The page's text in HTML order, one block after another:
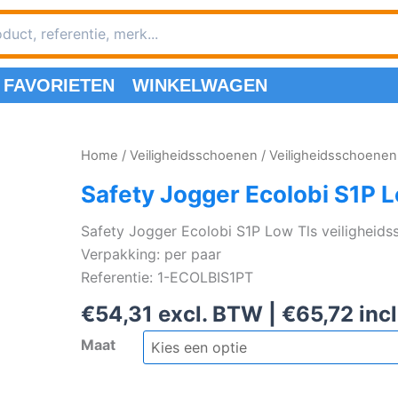
FAVORIETEN WINKELWAGEN
Home / Veiligheidsschoenen / Veiligheidsschoenen
Safety Jogger Ecolobi S1P
Safety Jogger Ecolobi S1P Low Tls
Verpakking: per paar
Referentie: 1-ECOLBIS1PT
€54,31 excl. BTW | €65,72
Maat